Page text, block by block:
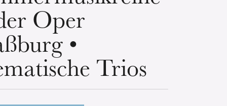
Oper
•
Trios